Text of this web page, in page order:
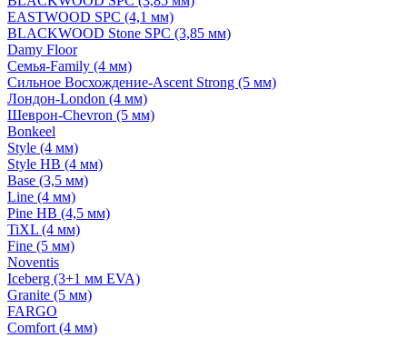
EASTWOOD SPC (4,1 мм)
BLACKWOOD Stone SPC (3,85 мм)
Damy Floor
Семья-Family (4 мм)
Сильное Восхождение-Ascent Strong (5 мм)
Лондон-London (4 мм)
Шеврон-Chevron (5 мм)
Bonkeel
Style (4 мм)
Style HB (4 мм)
Base (3,5 мм)
Line (4 мм)
Pine HB (4,5 мм)
TiXL (4 мм)
Fine (5 мм)
Noventis
Iceberg (3+1 мм EVA)
Granite (5 мм)
FARGO
Comfort (4 мм)